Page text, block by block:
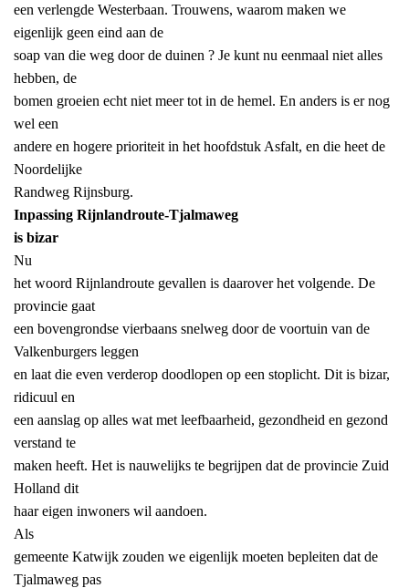
een verlengde Westerbaan. Trouwens, waarom maken we
eigenlijk geen eind aan de
soap van die weg door de duinen ? Je kunt nu eenmaal niet alles
hebben, de
bomen groeien echt niet meer tot in de hemel. En anders is er nog
wel een
andere en hogere prioriteit in het hoofdstuk Asfalt, en die heet de
Noordelijke
Randweg Rijnsburg.
Inpassing Rijnlandroute-Tjalmaweg
is bizar
Nu
het woord Rijnlandroute gevallen is daarover het volgende. De
provincie gaat
een bovengrondse vierbaans snelweg door de voortuin van de
Valkenburgers leggen
en laat die even verderop doodlopen op een stoplicht. Dit is bizar,
ridicuul en
een aanslag op alles wat met leefbaarheid, gezondheid en gezond
verstand te
maken heeft. Het is nauwelijks te begrijpen dat de provincie Zuid
Holland dit
haar eigen inwoners wil aandoen.
Als
gemeente Katwijk zouden we eigenlijk moeten bepleiten dat de
Tjalmaweg pas